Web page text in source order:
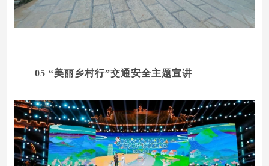
05 “美丽乡村行”交通安全主题宣讲